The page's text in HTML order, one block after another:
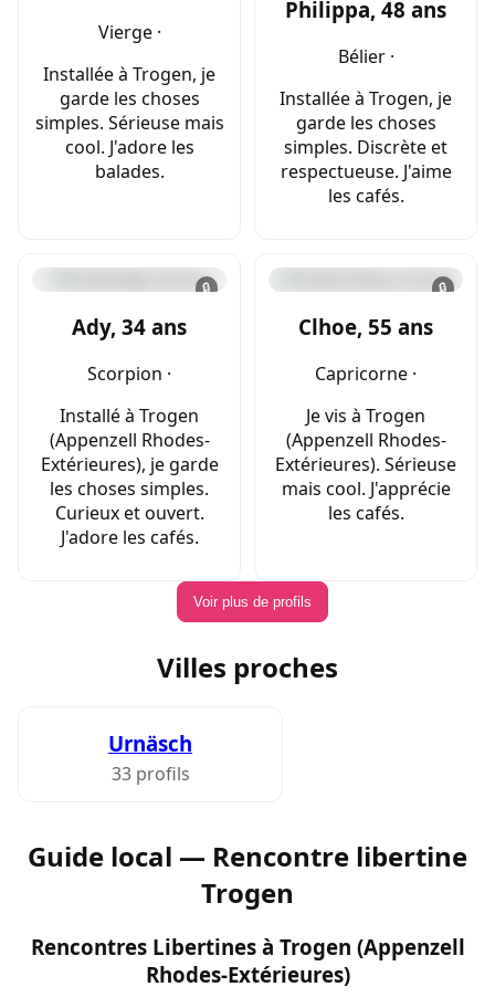
Vierge ·
Installée à Trogen, je
garde les choses
simples. Sérieuse mais
cool. J'adore les
balades.
Philippa, 48 ans
Bélier ·
Installée à Trogen, je
garde les choses
simples. Discrète et
respectueuse. J'aime
les cafés.
🔒
Ady, 34 ans
Scorpion ·
Installé à Trogen
(Appenzell Rhodes-
Extérieures), je garde
les choses simples.
Curieux et ouvert.
J'adore les cafés.
🔒
Clhoe, 55 ans
Capricorne ·
Je vis à Trogen
(Appenzell Rhodes-
Extérieures). Sérieuse
mais cool. J'apprécie
les cafés.
Voir plus de profils
Villes proches
Urnäsch
33 profils
Guide local — Rencontre libertine
Trogen
Rencontres Libertines à Trogen (Appenzell
Rhodes-Extérieures)